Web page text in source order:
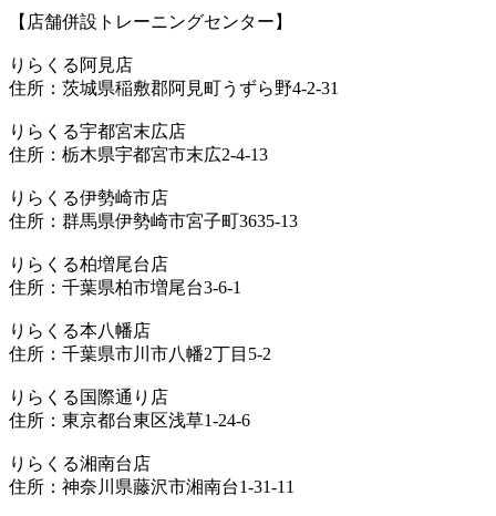
【店舗併設トレーニングセンター】
りらくる阿見店
住所：茨城県稲敷郡阿見町うずら野4-2-31
りらくる宇都宮末広店
住所：栃木県宇都宮市末広2-4-13
りらくる伊勢崎市店
住所：群馬県伊勢崎市宮子町3635-13
りらくる柏増尾台店
住所：千葉県柏市増尾台3-6-1
りらくる本八幡店
住所：千葉県市川市八幡2丁目5-2
りらくる国際通り店
住所：東京都台東区浅草1-24-6
りらくる湘南台店
住所：神奈川県藤沢市湘南台1-31-11